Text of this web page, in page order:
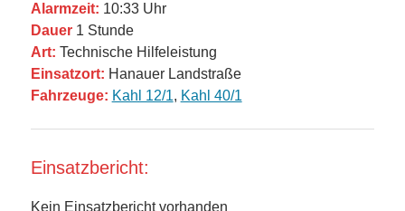
Alarmzeit: 10:33 Uhr
Dauer1 Stunde
Art: Technische Hilfeleistung
Einsatzort: Hanauer Landstraße
Fahrzeuge: Kahl 12/1, Kahl 40/1
Einsatzbericht:
Kein Einsatzbericht vorhanden